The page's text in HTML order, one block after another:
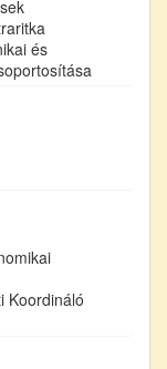
és
Koordináló